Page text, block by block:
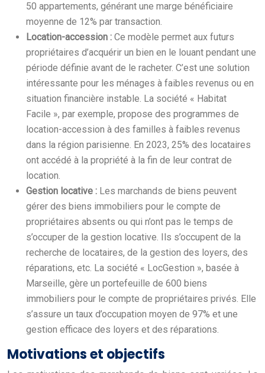
50 appartements, générant une marge bénéficiaire
moyenne de 12% par transaction.
Location-accession : Ce modèle permet aux futurs
propriétaires d’acquérir un bien en le louant pendant une
période définie avant de le racheter. C’est une solution
intéressante pour les ménages à faibles revenus ou en
situation financière instable. La société « Habitat
Facile », par exemple, propose des programmes de
location-accession à des familles à faibles revenus
dans la région parisienne. En 2023, 25% des locataires
ont accédé à la propriété à la fin de leur contrat de
location.
Gestion locative : Les marchands de biens peuvent
gérer des biens immobiliers pour le compte de
propriétaires absents ou qui n’ont pas le temps de
s’occuper de la gestion locative. Ils s’occupent de la
recherche de locataires, de la gestion des loyers, des
réparations, etc. La société « LocGestion », basée à
Marseille, gère un portefeuille de 600 biens
immobiliers pour le compte de propriétaires privés. Elle
s’assure un taux d’occupation moyen de 97% et une
gestion efficace des loyers et des réparations.
Motivations et objectifs